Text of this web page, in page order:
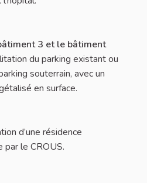
3 et le bâtiment
du parking existant ou
souterrain, avec un
en surface.
d’une résidence
par le CROUS.